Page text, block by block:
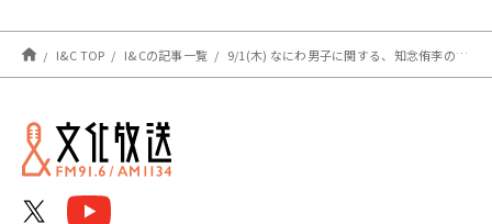
す！
I&C TOP I&Cの記事一覧 9/1(木) なにわ男子に関する、知念侑李の”ある野望”とは？